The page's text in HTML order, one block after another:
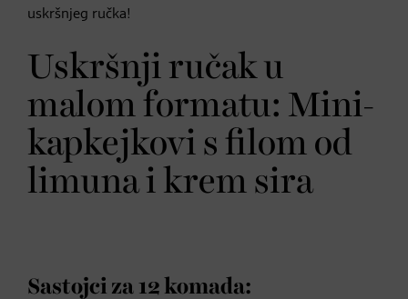
uskršnjeg ručka!
Uskršnji ručak u
malom formatu: Mini-
kapkejkovi s filom od
limuna i krem sira
Sastojci za 12 komada: